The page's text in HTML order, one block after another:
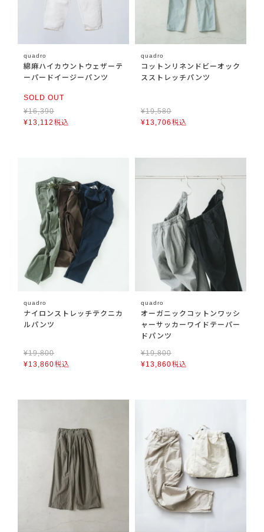
quadro
綿麻ハイカウントウェザーテ
ーパードイージーパンツ
SOLD OUT
¥16,390
¥13,112税込
quadro
コットンリネンドビーオック
スストレッチパンツ
¥19,580
¥13,706税込
quadro
ナイロンストレッチテクニカ
ルパンツ
¥19,800
¥13,860税込
quadro
オーガニックコットンワッシ
ャーサッカーワイドテーパー
ドパンツ
¥19,800
¥13,860税込